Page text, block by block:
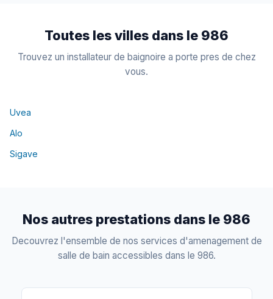
Toutes les villes dans le 986
Trouvez un installateur de baignoire a porte pres de chez
vous.
Uvea
Alo
Sigave
Nos autres prestations dans le 986
Decouvrez l'ensemble de nos services d'amenagement de
salle de bain accessibles dans le 986.